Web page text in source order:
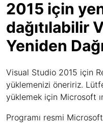
2015 için
dağıtılabilir
Yeniden
Visual Studio 2015 için
yüklemenizi öneririz.
yüklemek için Microsoft
Programı resmi